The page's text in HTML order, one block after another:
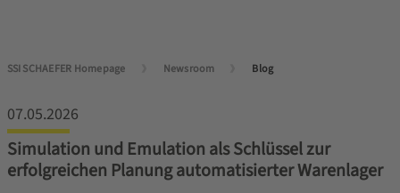
SSI SCHAEFER Homepage Newsroom Blog
07.05.2026
Simulation und Emulation als Schlüssel zur
erfolgreichen Planung automatisierter Warenlager